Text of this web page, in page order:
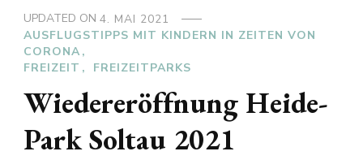
UPDATED ON 4. MAI 2021
AUSFLUGSTIPPS MIT KINDERN IN ZEITEN VON
CORONA
FREIZEIT
FREIZEITPARKS
Wiedereröffnung Heide-
Park Soltau 2021